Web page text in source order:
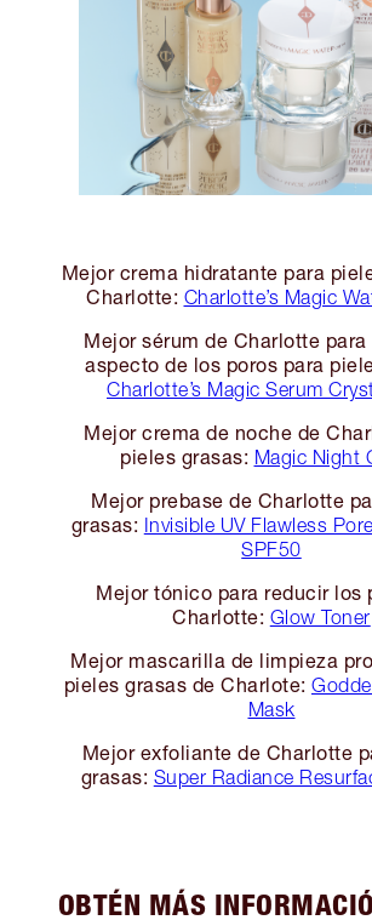
Mejor crema hidratante para
Charlotte: Charlotte’s Magic
Mejor sérum de Charlotte
aspecto de los poros para
Charlotte’s Magic Serum
Mejor crema de noche de
pieles grasas: Magic Night
Mejor prebase de Charlotte
grasas: Invisible UV Flawless
SPF50
Mejor tónico para reducir los
Charlotte: Glow Toner
Mejor mascarilla de limpieza
pieles grasas de Charlote:
Mask
Mejor exfoliante de Charlotte
grasas: Super Radiance
OBTÉN MÁS